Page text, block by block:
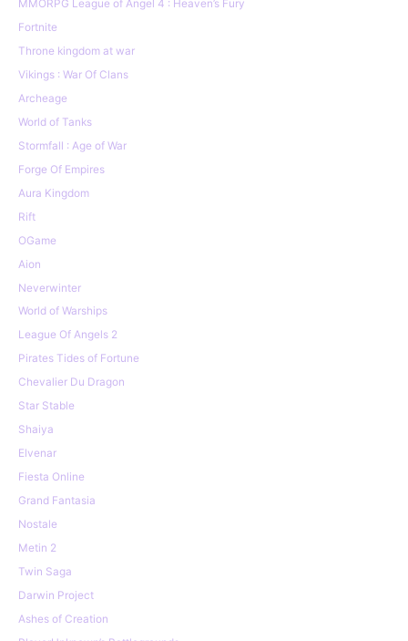
MMORPG League of Angel 4 : Heaven’s Fury
Fortnite
Throne kingdom at war
Vikings : War Of Clans
Archeage
World of Tanks
Stormfall : Age of War
Forge Of Empires
Aura Kingdom
Rift
OGame
Aion
Neverwinter
World of Warships
League Of Angels 2
Pirates Tides of Fortune
Chevalier Du Dragon
Star Stable
Shaiya
Elvenar
Fiesta Online
Grand Fantasia
Nostale
Metin 2
Twin Saga
Darwin Project
Ashes of Creation